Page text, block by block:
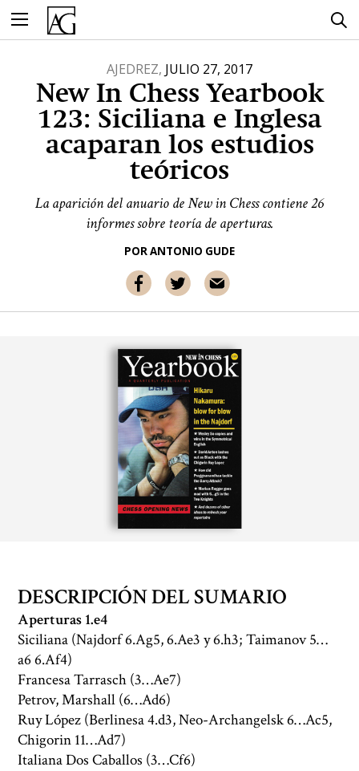
contenido
AJEDREZ, JULIO 27, 2017
New In Chess Yearbook
123: Siciliana e Inglesa
acaparan los estudios
teóricos
La aparición del anuario de New in Chess contiene 26
informes sobre teoría de aperturas.
PORANTONIO GUDE
DESCRIPCIÓN DEL SUMARIO
Aperturas 1.e4
Siciliana (Najdorf 6.Ag5, 6.Ae3 y 6.h3; Taimanov 5…
a6 6.Af4)
Francesa Tarrasch (3…Ae7)
Petrov, Marshall (6…Ad6)
Ruy López (Berlinesa 4.d3, Neo-Archangelsk 6…Ac5,
Chigorin 11…Ad7)
Italiana Dos Caballos (3…Cf6)